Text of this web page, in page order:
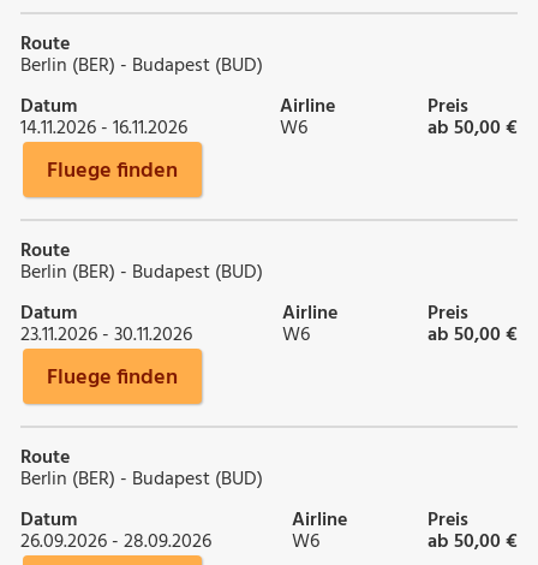
Route
Berlin (BER) - Budapest (BUD)
Datum
14.11.2026 - 16.11.2026
Airline
W6
Preis
ab 50,00 €
Fluege finden
Route
Berlin (BER) - Budapest (BUD)
Datum
23.11.2026 - 30.11.2026
Airline
W6
Preis
ab 50,00 €
Fluege finden
Route
Berlin (BER) - Budapest (BUD)
Datum
26.09.2026 - 28.09.2026
Airline
W6
Preis
ab 50,00 €